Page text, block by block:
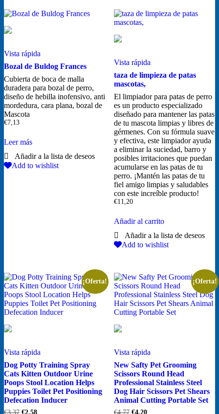
Vista rápida
Bozal de Buldog Frances
Cubierta de boca de malla
duradera para bozal de perro,
diseño de hebilla inofensivo, anti
mordedura, cara plana, bozal de
Mascota
€7,13
Leer más
Add to wishlist
Vista rápida
taza de limpieza de patas
mascotas,
El limpiador para patas de perro
es un producto especializado
diseñado para mantener las patas
de tu mascota limpias y libres de
gérmenes. Con su fórmula suave
y efectiva, este limpiador ayuda
a eliminar la suciedad, barro y
posibles irritaciones que puedan
acumularse en las patas de tu
perro. ¡Mantén las patas de tu
fiel amigo limpias y saludables
con este increíble producto!
€11,20
Añadir al carrito
Add to wishlist
¡Oferta!
Vista rápida
Dog Potty Training Spray
Cats Kitten Outdoor Urine
Poops Stool Location Helps
Puppies Toilet Pet Positioning
Defecation Inducer
€3,37 El
€2,58El
¡Oferta!
Vista rápida
New Safty Pet Grooming
Scissors Round Head
Professional Stainless Steel
Dog Hair Scissors Pet Shears
Animal Cutting Portable Set
€4,77 El
€4,20El